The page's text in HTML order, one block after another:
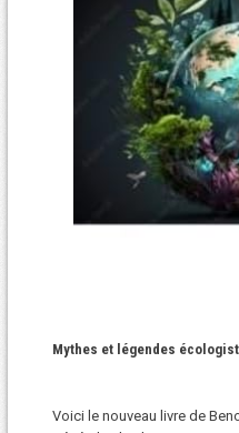
Mythes et légendes
Voici le nouveau livre de